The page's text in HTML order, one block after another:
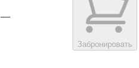
—
Забронировать